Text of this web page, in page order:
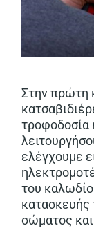
Στην πρώτη
τροφοδοσία
ελέγχουμε
του
σώματος